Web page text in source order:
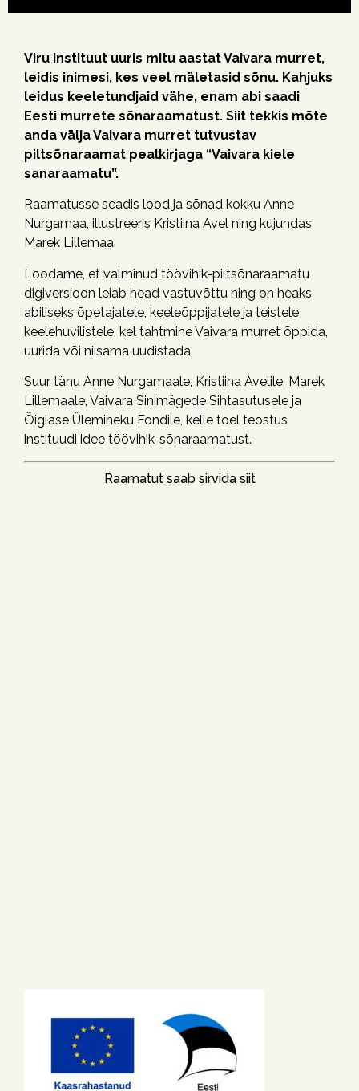
Viru Instituut uuris mitu aastat Vaivara murret,
leidis inimesi, kes veel mäletasid sõnu. Kahjuks
leidus keeletundjaid vähe, enam abi saadi
Eesti murrete sõnaraamatust. Siit tekkis mõte
anda välja Vaivara murret tutvustav
piltsõnaraamat pealkirjaga “Vaivara kiele
sanaraamatu”.
Raamatusse seadis lood ja sõnad kokku Anne
Nurgamaa, illustreeris Kristiina Avel ning kujundas
Marek Lillemaa.
Loodame, et valminud töövihik-piltsõnaraamatu
digiversioon leiab head vastuvõttu ning on heaks
abiliseks õpetajatele, keeleõppijatele ja teistele
keelehuvilistele, kel tahtmine Vaivara murret õppida,
uurida või niisama uudistada.
Suur tänu Anne Nurgamaale, Kristiina Avelile, Marek
Lillemaale, Vaivara Sinimägede Sihtasutusele ja
Õiglase Ülemineku Fondile, kelle toel teostus
instituudi idee töövihik-sõnaraamatust.
Raamatut saab sirvida siit